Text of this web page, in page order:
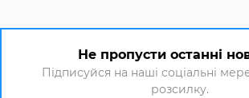
Не пропусти останні
Підписуйся на наші соціальні
розсилку.